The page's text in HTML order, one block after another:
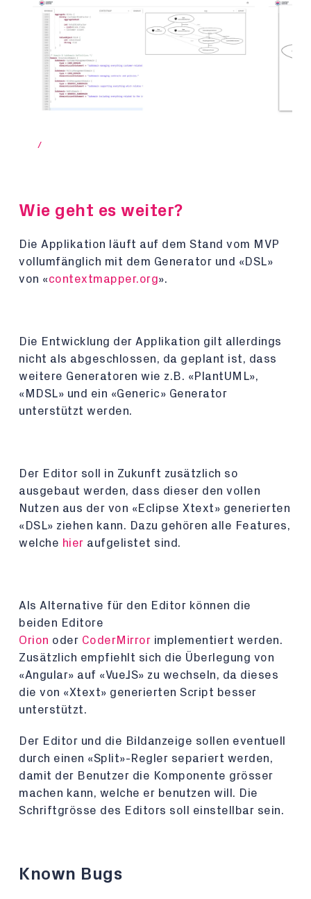
/
Wie geht es weiter?
Die Applikation läuft auf dem Stand vom MVP
vollumfänglich mit dem Generator und «DSL»
von «contextmapper.org».
Die Entwicklung der Applikation gilt allerdings
nicht als abgeschlossen, da geplant ist, dass
weitere Generatoren wie z.B. «PlantUML»,
«MDSL» und ein «Generic» Generator
unterstützt werden.
Der Editor soll in Zukunft zusätzlich so
ausgebaut werden, dass dieser den vollen
Nutzen aus der von «Eclipse Xtext» generierten
«DSL» ziehen kann. Dazu gehören alle Features,
welche hier aufgelistet sind.
Als Alternative für den Editor können die
beiden Editore
Orion oder CoderMirror implementiert werden.
Zusätzlich empfiehlt sich die Überlegung von
«Angular» auf «VueJS» zu wechseln, da dieses
die von «Xtext» generierten Script besser
unterstützt.
Der Editor und die Bildanzeige sollen eventuell
durch einen «Split»-Regler separiert werden,
damit der Benutzer die Komponente grösser
machen kann, welche er benutzen will. Die
Schriftgrösse des Editors soll einstellbar sein.
Known Bugs